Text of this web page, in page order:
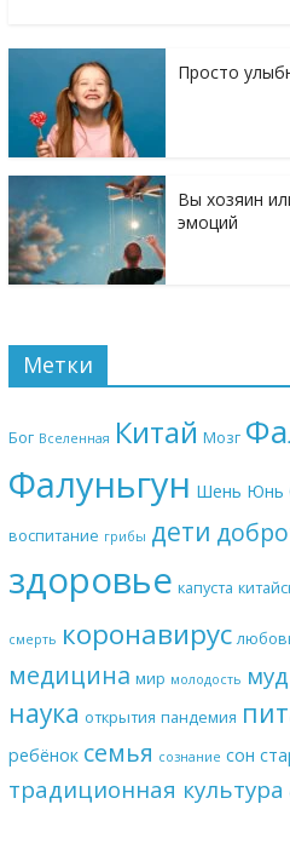
Просто
Вы хозяин
эмоций
Метки
Бог Вселенная Китай Мозг
Фалуньгун Шень Юнь
воспитание грибы дети
здоровье капуста
смерть коронавирус
медицина мир молодость
наука открытия пандемия
ребёнок семья сознание сон
традиционная культура